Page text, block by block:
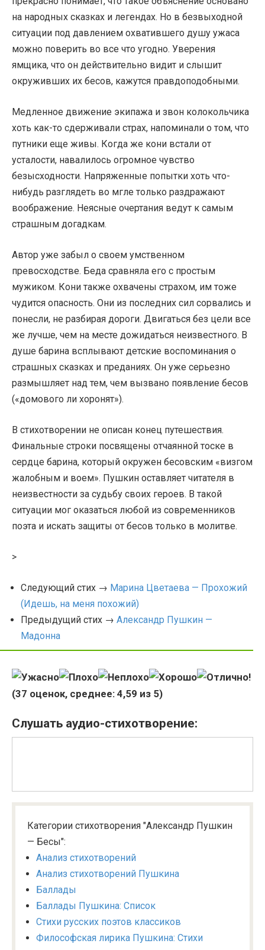
на народных сказках и легендах. Но в безвыходной
ситуации под давлением охватившего душу ужаса
можно поверить во все что угодно. Уверения
ямщика, что он действительно видит и слышит
окруживших их бесов, кажутся правдоподобными.
Медленное движение экипажа и звон колокольчика
хоть как-то сдерживали страх, напоминали о том, что
путники еще живы. Когда же кони встали от
усталости, навалилось огромное чувство
безысходности. Напряженные попытки хоть что-
нибудь разглядеть во мгле только раздражают
воображение. Неясные очертания ведут к самым
страшным догадкам.
Автор уже забыл о своем умственном
превосходстве. Беда сравняла его с простым
мужиком. Кони также охвачены страхом, им тоже
чудится опасность. Они из последних сил сорвались и
понесли, не разбирая дороги. Двигаться без цели все
же лучше, чем на месте дожидаться неизвестного. В
душе барина всплывают детские воспоминания о
страшных сказках и преданиях. Он уже серьезно
размышляет над тем, чем вызвано появление бесов
(«домового ли хоронят»).
В стихотворении не описан конец путешествия.
Финальные строки посвящены отчаянной тоске в
сердце барина, который окружен бесовским «визгом
жалобным и воем». Пушкин оставляет читателя в
неизвестности за судьбу своих героев. В такой
ситуации мог оказаться любой из современников
поэта и искать защиты от бесов только в молитве.
>
Следующий стих → Марина Цветаева — Прохожий
(Идешь, на меня похожий)
Предыдущий стих → Александр Пушкин —
Мадонна
(37 оценок, среднее: 4,59 из 5)
Слушать аудио-стихотворение:
Категории стихотворения "Александр Пушкин
— Бесы":
Анализ стихотворений
Анализ стихотворений Пушкина
Баллады
Баллады Пушкина: Список
Стихи русских поэтов классиков
Философская лирика Пушкина: Стихи